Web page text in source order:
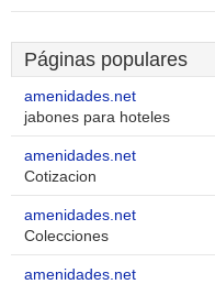
Páginas populares
amenidades.net
jabones para hoteles
amenidades.net
Cotizacion
amenidades.net
Colecciones
amenidades.net